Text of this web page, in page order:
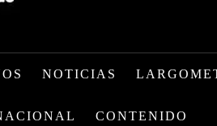
NOTICIAS
CONTENIDO